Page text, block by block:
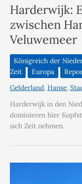
Harderwijk:
zwischen
Veluwemeer
Königreich der
Zeit
Europa
Gelderland, Hanse,
Harderwijk in den
dominieren hier
sich Zeit nehmen.